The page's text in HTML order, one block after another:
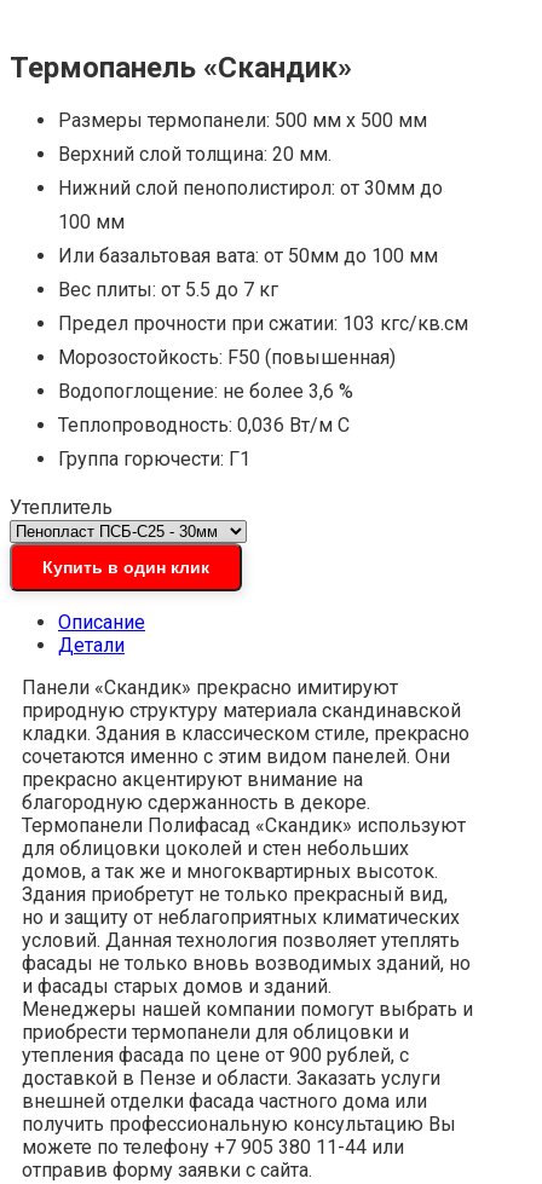
Термопанель «Скандик»
Размеры термопанели: 500 мм x 500 мм
Верхний слой толщина: 20 мм.
Нижний слой пенополистирол: от 30мм до
100 мм
Или базальтовая вата: от 50мм до 100 мм
Вес плиты: от 5.5 до 7 кг
Предел прочности при сжатии: 103 кгс/кв.см
Морозостойкость: F50 (повышенная)
Водопоглощение: не более 3,6 %
Теплопроводность: 0,036 Вт/м C
Группа горючести: Г1
Утеплитель
Купить в один клик
Описание
Детали
Панели «Скандик» прекрасно имитируют
природную структуру материала скандинавской
кладки. Здания в классическом стиле, прекрасно
сочетаются именно с этим видом панелей. Они
прекрасно акцентируют внимание на
благородную сдержанность в декоре.
Термопанели Полифасад «Скандик» используют
для облицовки цоколей и стен небольших
домов, а так же и многоквартирных высоток.
Здания приобретут не только прекрасный вид,
но и защиту от неблагоприятных климатических
условий. Данная технология позволяет утеплять
фасады не только вновь возводимых зданий, но
и фасады старых домов и зданий.
Менеджеры нашей компании помогут выбрать и
приобрести термопанели для облицовки и
утепления фасада по цене от 900 рублей, с
доставкой в Пензе и области. Заказать услуги
внешней отделки фасада частного дома или
получить профессиональную консультацию Вы
можете по телефону +7 905 380 11-44 или
отправив форму заявки с сайта.